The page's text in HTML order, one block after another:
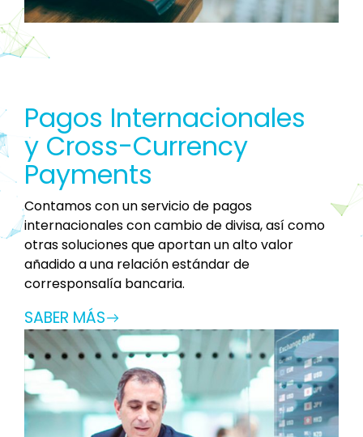
Pagos Internacionales
y Cross-Currency
Payments
Contamos con un servicio de pagos
internacionales con cambio de divisa, así como
otras soluciones que aportan un alto valor
añadido a una relación estándar de
corresponsalía bancaria.
SABER MÁS